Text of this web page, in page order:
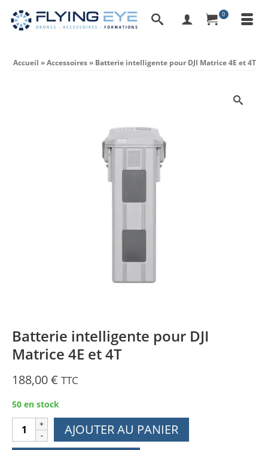
0
Accueil »Accessoires» Batterie intelligente pour DJI Matrice 4E et 4T
Batterie intelligente pour DJI
Matrice 4E et 4T
188,00€ TTC
50 en stock
quantité
de
AJOUTER AU PANIER